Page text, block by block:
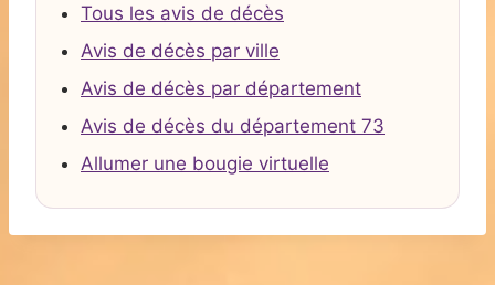
Tous les avis de décès
Avis de décès par ville
Avis de décès par département
Avis de décès du département 73
Allumer une bougie virtuelle